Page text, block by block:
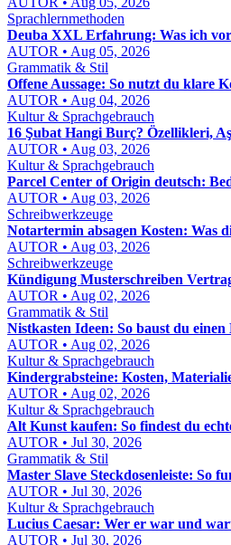
Sprachlernmethoden
Deuba XXL Erfahrung: Was ich
AUTOR • Aug 05, 2026
Grammatik & Stil
Offene Aussage: So nutzt du klare
AUTOR • Aug 04, 2026
Kultur & Sprachgebrauch
16 Şubat Hangi Burç? Özellikleri,
AUTOR • Aug 03, 2026
Kultur & Sprachgebrauch
Parcel Center of Origin deutsch:
AUTOR • Aug 03, 2026
Schreibwerkzeuge
Notartermin absagen Kosten: Was
AUTOR • Aug 03, 2026
Schreibwerkzeuge
Kündigung Musterschreiben
AUTOR • Aug 02, 2026
Grammatik & Stil
Nistkasten Ideen: So baust du
AUTOR • Aug 02, 2026
Kultur & Sprachgebrauch
Kindergrabsteine: Kosten,
AUTOR • Aug 02, 2026
Kultur & Sprachgebrauch
Alt Kunst kaufen: So findest du
AUTOR • Jul 30, 2026
Grammatik & Stil
Master Slave Steckdosenleiste: So
AUTOR • Jul 30, 2026
Kultur & Sprachgebrauch
Lucius Caesar: Wer er war und
AUTOR • Jul 30, 2026